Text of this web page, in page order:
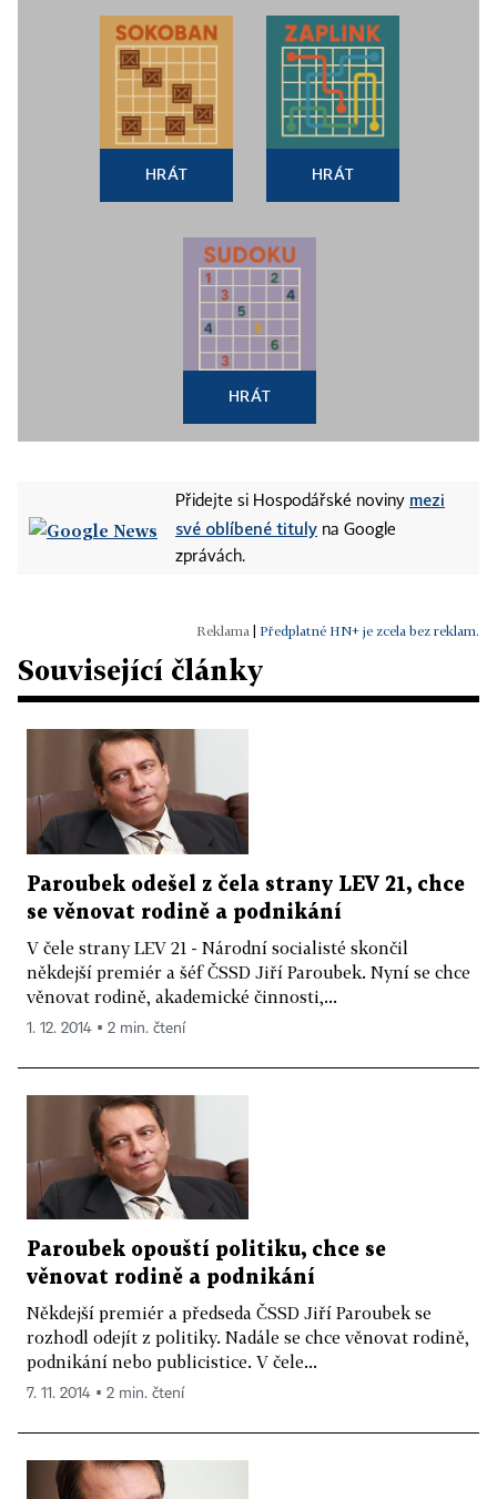
HRÁT HRÁT
HRÁT
Přidejte si Hospodářské noviny mezi
své oblíbené tituly na Google
zprávách.
Předplatné HN+ je zcela bez reklam.
Související články
Paroubek odešel z čela strany LEV 21, chce
se věnovat rodině a podnikání
V čele strany LEV 21 - Národní socialisté skončil
někdejší premiér a šéf ČSSD Jiří Paroubek. Nyní se chce
věnovat rodině, akademické činnosti,...
1. 12. 2014 ▪ 2 min. čtení
Paroubek opouští politiku, chce se
věnovat rodině a podnikání
Někdejší premiér a předseda ČSSD Jiří Paroubek se
rozhodl odejít z politiky. Nadále se chce věnovat rodině,
podnikání nebo publicistice. V čele...
7. 11. 2014 ▪ 2 min. čtení